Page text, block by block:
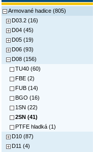
Armované hadice (805)
D03.2 (16)
D04 (45)
D05 (19)
D06 (93)
D08 (156)
TU40 (60)
FBE (2)
FUB (14)
BGO (16)
1SN (22)
2SN (41)
PTFE hladká (1)
D10 (87)
D11 (4)